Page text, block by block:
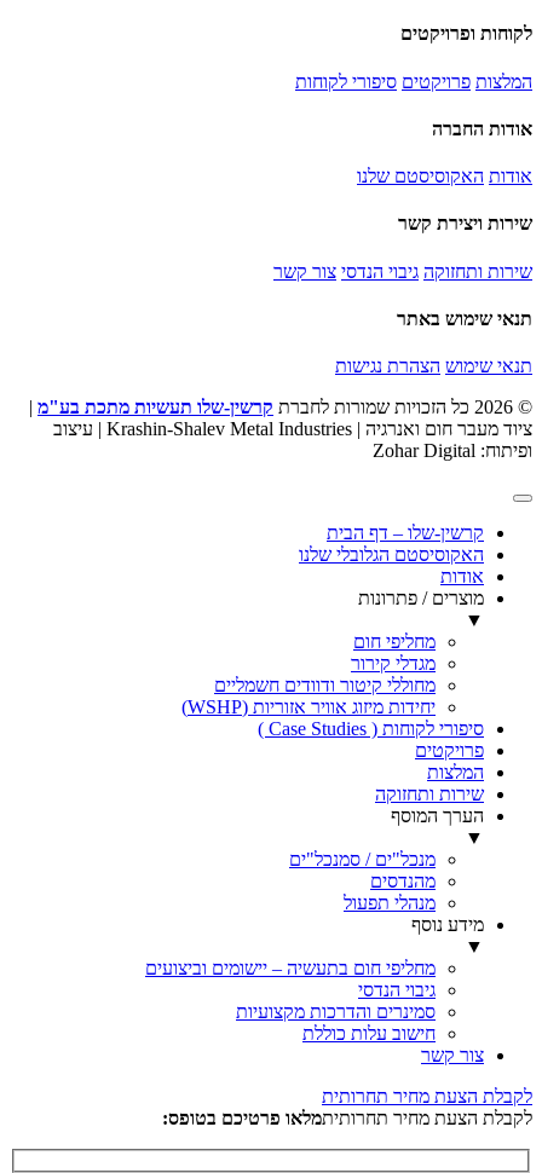
לקוחות ופרויקטים
המלצות פרויקטים סיפורי לקוחות
אודות החברה
אודות האקוסיסטם שלנו
שירות ויצירת קשר
שירות ותחזוקה גיבוי הנדסי צור קשר
תנאי שימוש באתר
תנאי שימוש הצהרת נגישות
© 2026 כל הזכויות שמורות לחברת
קרשין-שלו תעשיות מתכת בע"מ |
ציוד מעבר חום ואנרגיה | Krashin-Shalev Metal Industries | עיצוב
ופיתוח: Zohar Digital
קרשין-שלו – דף הבית
האקוסיסטם הגלובלי שלנו
אודות
מוצרים / פתרונות
▼
מחליפי חום
מגדלי קירור
מחוללי קיטור ודוודים חשמליים
יחידות מיזוג אוויר אזוריות (WSHP)
סיפורי לקוחות ( Case Studies )
פרויקטים
המלצות
שירות ותחזוקה
הערך המוסף
▼
מנכל"ים / סמנכל"ים
מהנדסים
מנהלי תפעול
מידע נוסף
▼
מחליפי חום בתעשיה – יישומים וביצועים
גיבוי הנדסי
סמינרים והדרכות מקצועיות
חישוב עלות כוללת
צור קשר
לקבלת הצעת מחיר תחרותית
לקבלת הצעת מחיר תחרותיתמלאו פרטיכם בטופס: